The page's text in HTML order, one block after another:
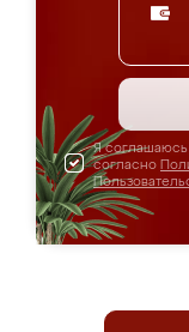
Я соглашаюсь
согласно